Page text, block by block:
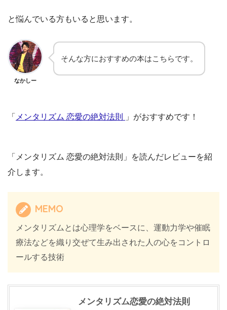
と悩んでいる方もいると思います。
なかしー
そんな方におすすめの本はこちらです。
「 メンタリズム 恋愛の絶対法則 」がおすすめです！
「メンタリズム 恋愛の絶対法則」を読んだレビューを紹
介します。
MEMO
メンタリズムとは心理学をベースに、運動力学や催眠
療法などを織り交ぜて生み出された人の心をコントロ
ールする技術
メンタリズム恋愛の絶対法則